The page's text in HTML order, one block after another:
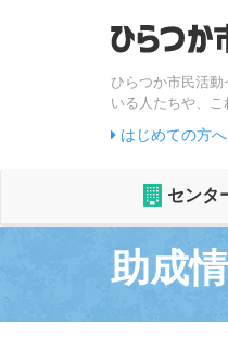
ひらつか市民活
いる人たちや、こ
はじめての方へ
センタ
助成